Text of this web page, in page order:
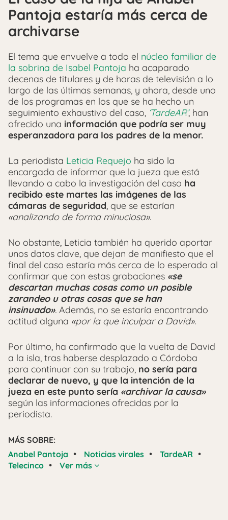
Pantoja estaría más cerca de
archivarse
El tema que envuelve a todo el núcleo familiar de
la sobrina de Isabel Pantoja ha acaparado
decenas de titulares y de horas de televisión a lo
largo de las últimas semanas, y ahora, desde uno
de los programas en los que se ha hecho un
seguimiento exhaustivo del caso, ‘TardeAR’, han
ofrecido una información que podría ser muy
esperanzadora para los padres de la menor.
La periodista Leticia Requejo ha sido la
encargada de informar que la jueza que está
llevando a cabo la investigación del caso ha
recibido este martes las imágenes de las
cámaras de seguridad, que se estarían
«analizando de forma minuciosa».
No obstante, Leticia también ha querido aportar
unos datos clave, que dejan de manifiesto que el
final del caso estaría más cerca de lo esperado al
confirmar que con estas grabaciones «se
descartan muchas cosas como un posible
zarandeo u otras cosas que se han
insinuado». Además, no se estaría encontrando
actitud alguna «por la que inculpar a David».
Por último, ha confirmado que la vuelta de David
a la isla, tras haberse desplazado a Córdoba
para continuar con su trabajo, no sería para
declarar de nuevo, y que la intención de la
jueza en este punto sería «archivar la causa»
según las informaciones ofrecidas por la
periodista.
MÁS SOBRE:
Anabel Pantoja • Noticias virales • TardeAR •
Telecinco • Ver más